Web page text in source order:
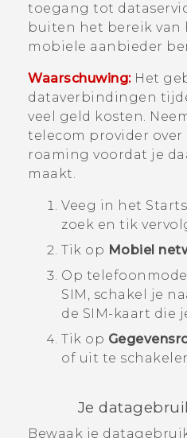
toegang tot
buiten het bereik van
mobiele aanbieder
Waarschuwing:Het
dataverbindingen
veel geld kosten.
telecom provider over
roaming voordat je
maakt.
Veeg in het
zoek en tik
Tik op Mobiel
Op
SIM, schakel je
de SIM-kaart die
Tik op
of uit te
Je
Bewaak je